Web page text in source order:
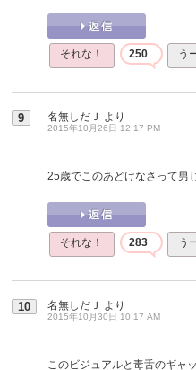
それな！ 250 う
9 名無しだＪ より
2015年10月26日 12:17 PM
25歳でこのあどけなさって男
それな！ 283 う
10 名無しだＪ より
2015年10月30日 10:17 AM
このビジュアルと毒舌のギャ